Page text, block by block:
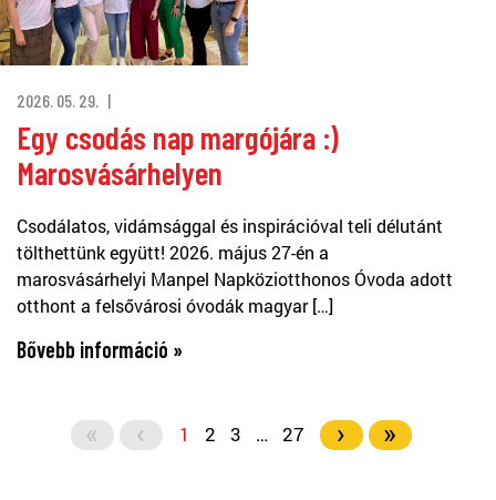
2026. 05. 29.
Egy csodás nap margójára :)
Marosvásárhelyen
Csodálatos, vidámsággal és inspirációval teli délutánt
tölthettünk együtt! 2026. május 27-én a
marosvásárhelyi Manpel Napköziotthonos Óvoda adott
otthont a felsővárosi óvodák magyar […]
Bővebb információ »
« ‹ 1 2 3 … 27 › »